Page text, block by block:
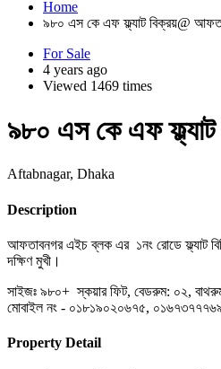
Home
৯৮০ এস কে এফ ফ্ল্যাট বিক্রয়@
For Sale
4 years ago
Viewed 1469 times
৯৮০ এস কে এফ
Aftabnagar, Dhaka
Description
আফতাবনগর এইচ ব্লক এর ১নং রোডে ফ্ল্যাট
দক্ষিণ মুখী।
সাইজঃ ৯৮০+ স্কয়ার ফিট, বেডরুম: ০২, বাথরুম:
মোবাইল নং - ০১৮১৯০২০৬৭৫,
Property Detail